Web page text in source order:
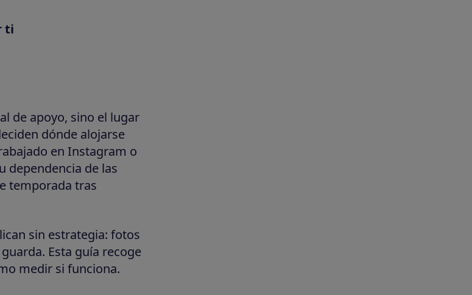
ti
de apoyo, sino el lugar
dónde alojarse
en Instagram o
dependencia de las
temporada tras
sin estrategia: fotos
Esta guía recoge
medir si funciona.